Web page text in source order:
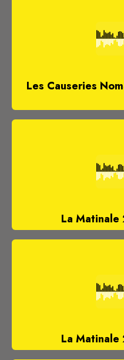
Les Causeries
La
La Matinale